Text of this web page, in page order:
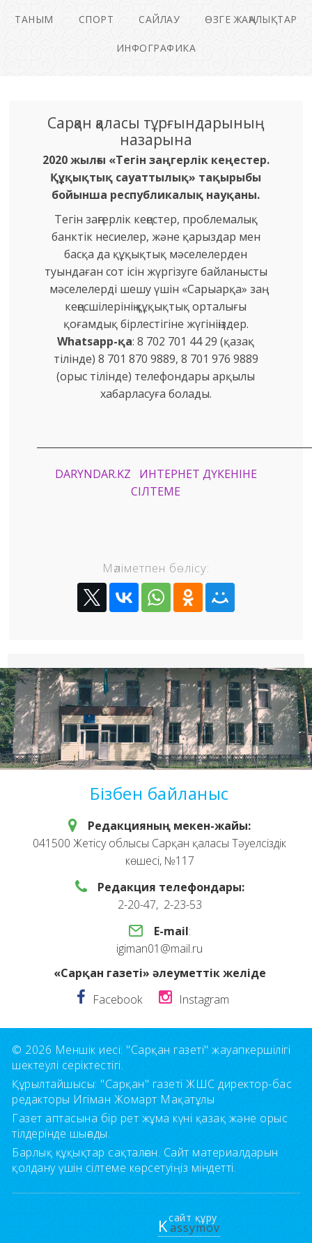
ТАНЫМ СПОРТ САЙЛАУ ӨЗГЕ ЖАҢАЛЫҚТАР
ИНФОГРАФИКА
Сарқан қаласы тұрғындарының
назарына
2020 жылғы «Тегін заңгерлік кеңестер.
Құқықтық сауаттылық» тақырыбы
бойынша республикалық науқаны.
Тегін заңгерлік кеңестер, проблемалық
банктік несиелер, және қарыздар мен
басқа да құқықтық мәселелерден
туындаған сот ісін жүргізуге байланысты
мәселелерді шешу үшін «Сарыарқа» заң
кеңесшілерінің құқықтық орталығы
қоғамдық бірлестігіне жүгініңіздер.
Whatsapp-қа: 8 702 701 44 29 (қазақ
тілінде) 8 701 870 9889, 8 701 976 9889
(орыс тілінде) телефондары арқылы
хабарласуға болады.
DARYNDAR.KZ ИНТЕРНЕТ ДҮКЕНІНЕ
СІЛТЕМЕ
Мәліметпен бөлісу:
Бізбен байланыс
Редакцияның мекен-жайы:
041500 Жетісу облысы Сарқан қаласы Тәуелсіздік
көшесі, №117
Редакция телефондары:
2-20-47, 2-23-53
E-mail:
igiman01@mail.ru
«Сарқан газеті» әлеуметтік желіде
Facebook
Instagram
© 2026 Меншік иесі: "Сарқан газеті" жауапкершілігі
шектеулі серіктестігі.
Құрылтайшысы: "Сарқан" газеті ЖШС директор-бас
редакторы Игіман Жомарт Мақатұлы
Газет аптасына бір рет жұма күні қазақ және орыс
тілдерінде шығады.
Барлық құқықтар сақталған. Сайт материалдарын
қолдану үшін сілтеме көрсетуіңіз міндетті.
сайт құру
Kassymov